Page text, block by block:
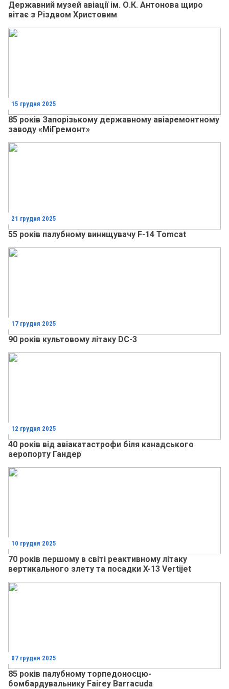
Державний музей авіації ім. О.К. Антонова щиро
вітає з Різдвом Христовим
15 грудня 2025
85 років Запорізькому державному авіаремонтному
заводу «МіГремонт»
21 грудня 2025
55 років палубному винищувачу F-14 Tomcat
17 грудня 2025
90 років культовому літаку DC-3
12 грудня 2025
40 років від авіакатастрофи біля канадського
аеропорту Гандер
10 грудня 2025
70 років першому в світі реактивному літаку
вертикального злету та посадки X-13 Vertijet
07 грудня 2025
85 років палубному торпедоносцю-
бомбардувальнику Fairey Barracuda